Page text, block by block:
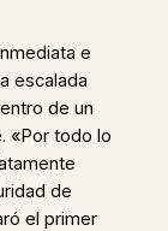
e
escalada
de un
«Por todo lo
de
el primer